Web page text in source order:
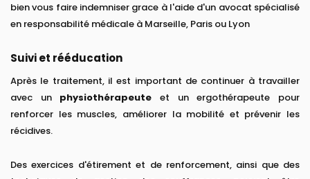
bien vous faire indemniser grace à l'aide d'un avocat spécialisé
en responsabilité médicale à Marseille, Paris ou Lyon
Suivi et rééducation
Après le traitement, il est important de continuer à travailler
avec un physiothérapeute et un ergothérapeute pour
renforcer les muscles, améliorer la mobilité et prévenir les
récidives.
Des exercices d'étirement et de renforcement, ainsi que des